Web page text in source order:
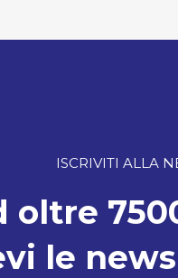
ISCRIVITI ALLA
oltre
le